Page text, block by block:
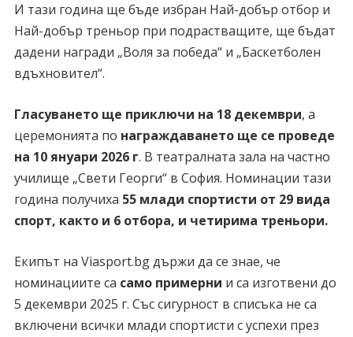
И тази година ще бъде избран Най-добър отбор и
Най-добър треньор при подрастващите, ще бъдат
дадени награди „Воля за победа“ и „Баскетболен
вдъхновител“.
Гласуването ще приключи на 18 декември, а
церемонията по награждаването ще се проведе
на 10 януари 2026 г. В театралната зала на частно
училище „Свети Георги“ в София. Номинации тази
година получиха 55 млади спортисти от 29 вида
спорт, както и 6 отбора, и четирима треньори.
Екипът на Viasport.bg държи да се знае, че
номинациите са само примерни и са изготвени до
5 декември 2025 г. Със сигурност в списъка не са
включени всички млади спортисти с успехи през